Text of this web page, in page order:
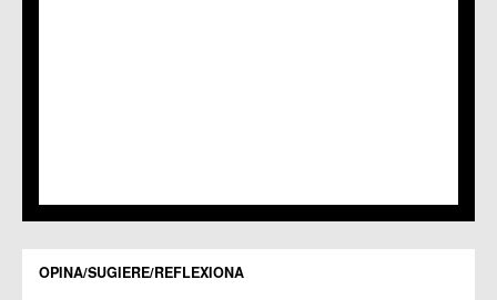
C.C. Zarandona
OPINA/SUGIERE/REFLEXIONA